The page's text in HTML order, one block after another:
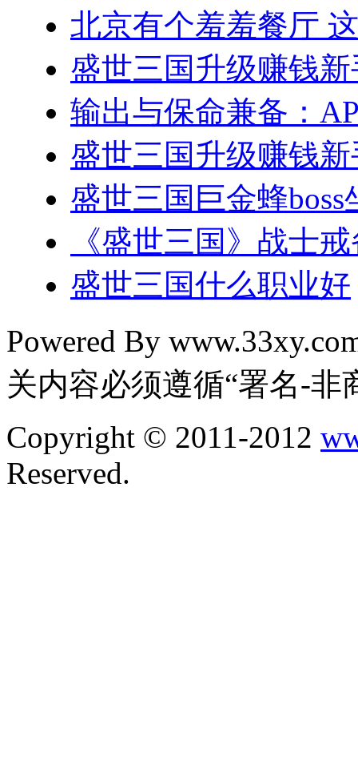
北京有个羞羞餐厅
盛世三国升级赚钱
输出与保命兼备：
盛世三国升级赚钱
盛世三国巨金蜂
《盛世三国》战士
盛世三国什么职业好
Powered By
关内容必须遵循“署名-非
Copyright © 2011-2012
Reserved.